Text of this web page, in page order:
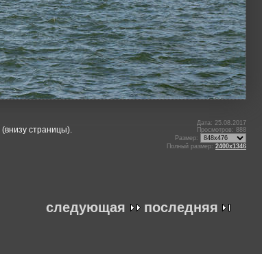
страницы).
Дата: 25.08.2017
Просмотров: 888
Размер:
Полный размер: 2400x1346
следующая последняя